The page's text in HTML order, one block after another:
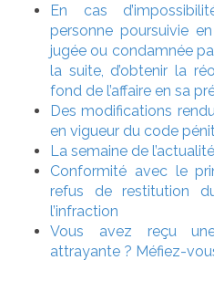
En cas
personne poursuivie
jugée ou condamnée
la suite, d’obtenir la
fond de l’affaire en sa
Des modifications
en vigueur du code
La semaine de
Conformité avec le
refus de restitution
l’infraction
Vous avez reçu
attrayante ? Méfiez-